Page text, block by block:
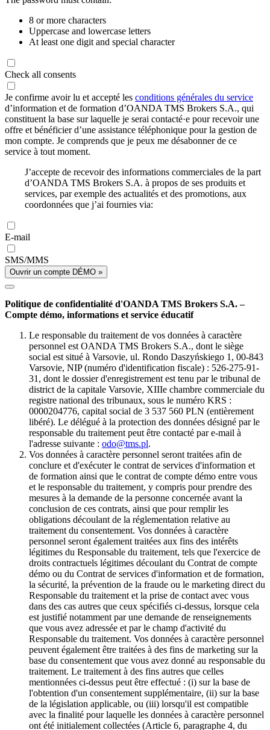
8 or more characters
Uppercase and lowercase letters
At least one digit and special character
Check all consents
Je confirme avoir lu et accepté les conditions générales du service
d’information et de formation d’OANDA TMS Brokers S.A., qui
constituent la base sur laquelle je serai contacté·e pour recevoir une
offre et bénéficier d’une assistance téléphonique pour la gestion de
mon compte. Je comprends que je peux me désabonner de ce
service à tout moment.
J’accepte de recevoir des informations commerciales de la part
d’OANDA TMS Brokers S.A. à propos de ses produits et
services, par exemple des actualités et des promotions, aux
coordonnées que j’ai fournies via:
E-mail
SMS/MMS
Ouvrir un compte DÉMO »
Politique de confidentialité d'OANDA TMS Brokers S.A. –
Compte démo, informations et service éducatif
Le responsable du traitement de vos données à caractère
personnel est OANDA TMS Brokers S.A., dont le siège
social est situé à Varsovie, ul. Rondo Daszyńskiego 1, 00-843
Varsovie, NIP (numéro d'identification fiscale) : 526-275-91-
31, dont le dossier d'enregistrement est tenu par le tribunal de
district de la capitale Varsovie, XIIIe chambre commerciale du
registre national des tribunaux, sous le numéro KRS :
0000204776, capital social de 3 537 560 PLN (entièrement
libéré). Le délégué à la protection des données désigné par le
responsable du traitement peut être contacté par e-mail à
l'adresse suivante : odo@tms.pl.
Vos données à caractère personnel seront traitées afin de
conclure et d'exécuter le contrat de services d'information et
de formation ainsi que le contrat de compte démo entre vous
et le responsable du traitement, y compris pour prendre des
mesures à la demande de la personne concernée avant la
conclusion de ces contrats, ainsi que pour remplir les
obligations découlant de la réglementation relative au
traitement du consentement. Vos données à caractère
personnel seront également traitées aux fins des intérêts
légitimes du Responsable du traitement, tels que l'exercice de
droits contractuels légitimes découlant du Contrat de compte
démo ou du Contrat de services d'information et de formation,
la sécurité, la prévention de la fraude ou le marketing direct du
Responsable du traitement et la prise de contact avec vous
dans des cas autres que ceux spécifiés ci-dessus, lorsque cela
est justifié notamment par une demande de renseignements
que vous avez adressée et par le champ d'activité du
Responsable du traitement. Vos données à caractère personnel
peuvent également être traitées à des fins de marketing sur la
base du consentement que vous avez donné au responsable du
traitement. Le traitement à des fins autres que celles
mentionnées ci-dessus peut être effectué : (i) sur la base de
l'obtention d'un consentement supplémentaire, (ii) sur la base
de la législation applicable, ou (iii) lorsqu'il est compatible
avec la finalité pour laquelle les données à caractère personnel
ont été initialement collectées (Article 6, paragraphe 4, du